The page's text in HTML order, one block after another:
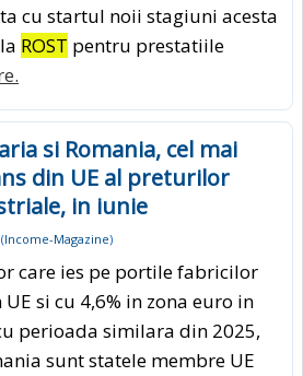
cu startul noii stagiuni acesta
ROST pentru prestatiile
si Romania, cel mai
din UE al preturilor
in iunie
(Income-Magazine)
care ies pe portile fabricilor
si cu 4,6% in zona euro in
perioada similara din 2025,
sunt statele membre UE